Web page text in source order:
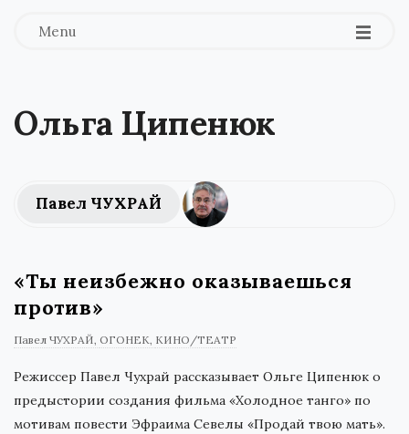
Menu
Ольга Ципенюк
Павел ЧУХРАЙ
«Ты неизбежно оказываешься
против»
Павел ЧУХРАЙ ОГОНЕК КИНО/ТЕАТР
Режиссер Павел Чухрай рассказывает Ольге Ципенюк о
предыстории создания фильма «Холодное танго» по
мотивам повести Эфраима Севелы «Продай твою мать».